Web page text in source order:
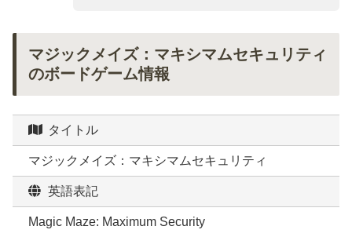
マジックメイズ：マキシマムセキュリティ
のボードゲーム情報
タイトル
マジックメイズ：マキシマムセキュリティ
英語表記
Magic Maze: Maximum Security